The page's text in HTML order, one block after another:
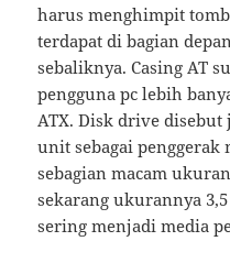
harus menghimpit
terdapat di bagian
sebaliknya. Casing AT
pengguna pc lebih
ATX. Disk drive disebut
unit sebagai penggerak
sebagian macam
sekarang ukurannya
sering menjadi media